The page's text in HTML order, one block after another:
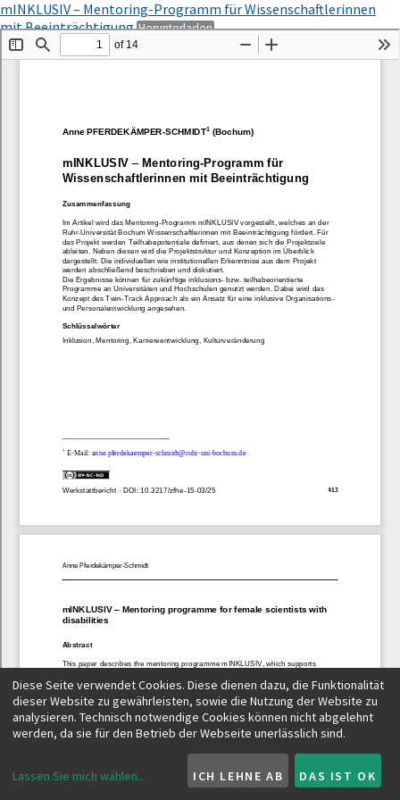
Zu
Artikeldetails
zurückkehren
mINKLUSIV – Mentoring-Programm für Wissenschaftlerinnen
mit BeeinträchtigungHerunterladenPDF
herunterladen
Diese Seite verwendet Cookies. Diese dienen dazu, die Funktionalität
dieser Website zu gewährleisten, sowie die Nutzung der Website zu
analysieren. Technisch notwendige Cookies können nicht abgelehnt
werden, da sie für den Betrieb der Webseite unerlässlich sind.
Lassen Sie mich wählen... ICH LEHNE AB DAS IST OK